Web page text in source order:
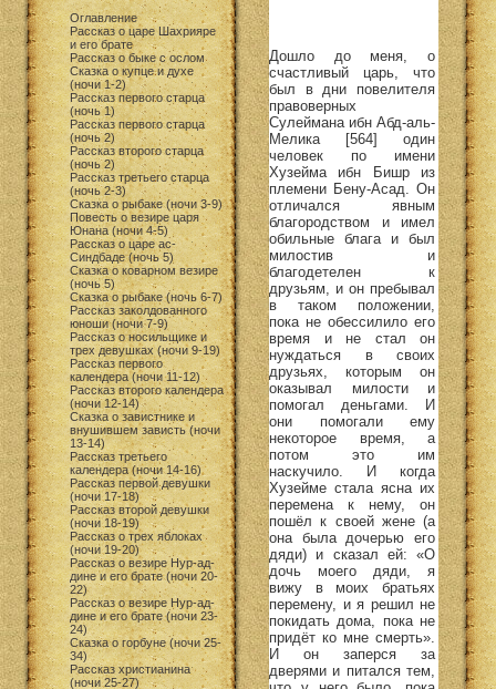
Оглавление
Рассказ о царе Шахрияре
и его брате
Рассказ о быке с ослом
Сказка о купце и духе
(ночи 1-2)
Рассказ первого старца
(ночь 1)
Рассказ первого старца
(ночь 2)
Рассказ второго старца
(ночь 2)
Рассказ третьего старца
(ночь 2-3)
Сказка о рыбаке (ночи 3-9)
Повесть о везире царя
Юнана (ночи 4-5)
Рассказ о царе ас-
Синдбаде (ночь 5)
Сказка о коварном везире
(ночь 5)
Сказка о рыбаке (ночь 6-7)
Рассказ заколдованного
юноши (ночи 7-9)
Рассказ о носильщике и
трех девушках (ночи 9-19)
Рассказ первого
календера (ночи 11-12)
Рассказ второго календера
(ночи 12-14)
Сказка о завистнике и
внушившем зависть (ночи
13-14)
Рассказ третьего
календера (ночи 14-16)
Рассказ первой девушки
(ночи 17-18)
Рассказ второй девушки
(ночи 18-19)
Рассказ о трех яблоках
(ночи 19-20)
Рассказ о везире Нур-ад-
дине и его брате (ночи 20-
22)
Рассказ о везире Нур-ад-
дине и его брате (ночи 23-
24)
Сказка о горбуне (ночи 25-
34)
Рассказ христианина
(ночи 25-27)
Дошло до меня, о
счастливый царь, что
был в дни повелителя
правоверных
Сулеймана ибн Абд-аль-
Мелика [564] один
человек по имени
Хузейма ибн Бишр из
племени Бену-Асад. Он
отличался явным
благородством и имел
обильные блага и был
милостив и
благодетелен к
друзьям, и он пребывал
в таком положении,
пока не обессилило его
время и не стал он
нуждаться в своих
друзьях, которым он
оказывал милости и
помогал деньгами. И
они помогали ему
некоторое время, а
потом это им
наскучило. И когда
Хузейме стала ясна их
перемена к нему, он
пошёл к своей жене (а
она была дочерью его
дяди) и сказал ей: «О
дочь моего дяди, я
вижу в моих братьях
перемену, и я решил не
покидать дома, пока не
придёт ко мне смерть».
И он заперся за
дверями и питался тем,